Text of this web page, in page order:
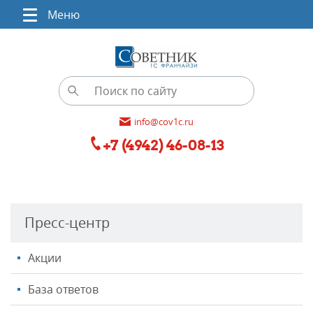
Меню
info@cov1c.ru
+7 (4942) 46-08-13
Пресс-центр
Акции
База ответов